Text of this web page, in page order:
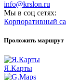
info@krslon.ru
Мы в соц сетях:
Корпоративный
Проложить маршрут
Я.Карты